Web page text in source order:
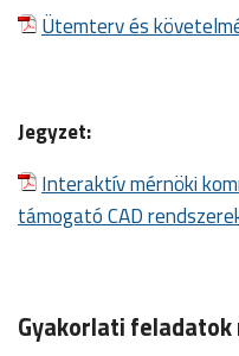
Ütemterv és
Jegyzet:
Interaktív mérnöki
támogató CAD
Gyakorlati